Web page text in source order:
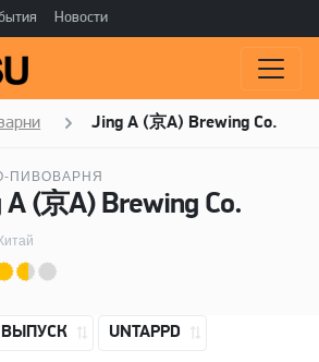
Новости
Jing A (京A) Brewing Co.
ПИВОВАРНЯ
A (京A) Brewing Co.
ВЫПУСК UNTAPPD